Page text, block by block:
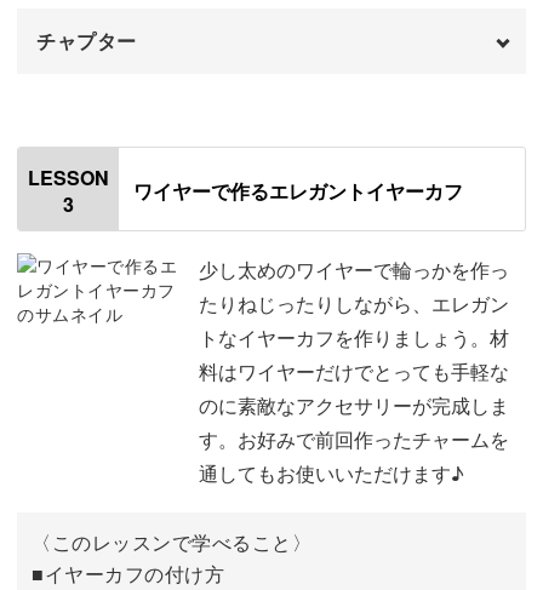
チャプター
はじめに
3粒目をつなげる
4粒目をつなげる 02:49
大粒淡水真珠チャームの作り方 05:35
ツイストチャームの作り方 08:34
13:41
LESSON
3
ワイヤーで作るエレガントイヤーカフ
少し太めのワイヤーで輪っかを作っ
たりねじったりしながら、エレガン
トなイヤーカフを作りましょう。材
料はワイヤーだけでとっても手軽な
のに素敵なアクセサリーが完成しま
す。お好みで前回作ったチャームを
通してもお使いいただけます♪
〈このレッスンで学べること〉
■イヤーカフの付け方